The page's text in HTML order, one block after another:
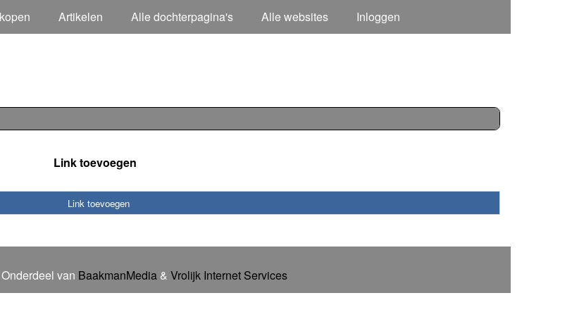
Artikelen Alle dochterpagina's Alle websites Inloggen
Link toevoegen
Link toevoegen
van BaakmanMedia& Vrolijk Internet Services